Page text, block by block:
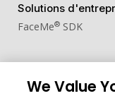
Solutions
FaceMe® SDK
We Value